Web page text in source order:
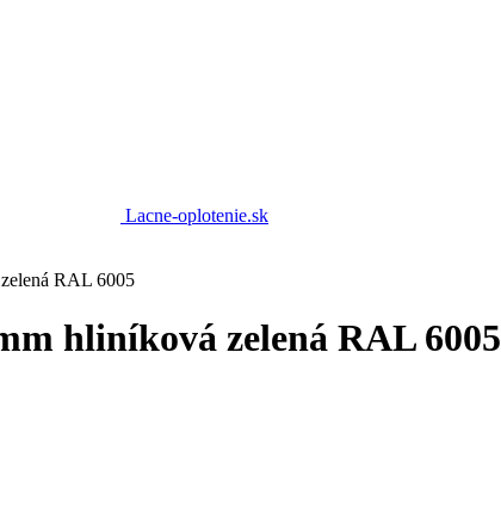
Lacne-oplotenie.sk
RAL 6005
hliníková zelená RAL 6005